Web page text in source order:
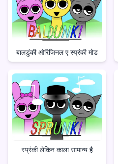
बालडुंकी ओरिजिनल ए स्प्रंकी मोड
स्प्रंकी लेकिन काला सामान्य है